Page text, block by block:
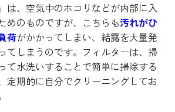
は、空気中のホコリなどが内部に入
めのものですが、こちらも汚れがひ
荷がかかってしまい、結露を大量発
てしまうのです。フィルターは、掃
て水洗いすることで簡単に掃除する
定期的に自分でクリーニングしてお